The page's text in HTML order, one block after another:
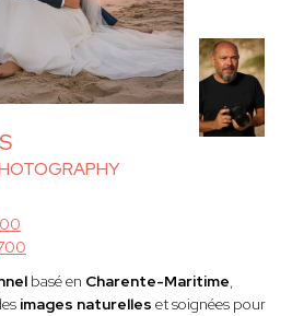
basé en Charente-Maritime,
images naturelles et soignées pour